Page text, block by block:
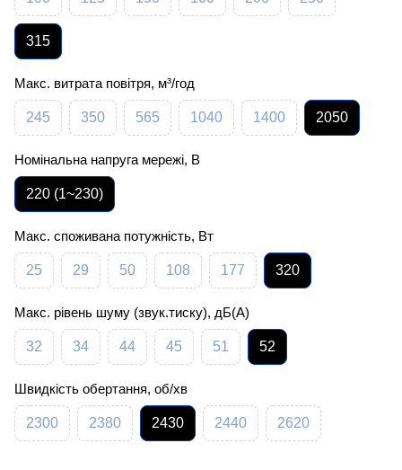
315
Макс. витрата повітря, м³/год
245 350 565 1040 1400 2050
Номінальна напруга мережі, В
220 (1~230)
Макс. споживана потужність, Вт
25 29 50 108 177 320
Макс. рівень шуму (звук.тиску), дБ(А)
32 34 44 45 51 52
Швидкість обертання, об/хв
2300 2380 2430 2440 2620